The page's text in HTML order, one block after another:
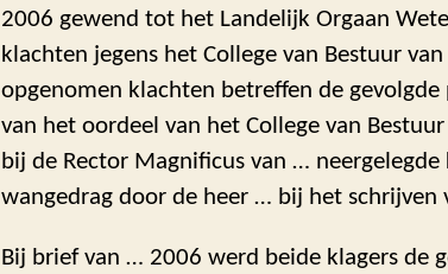
2006 gewend tot het Landelijk Orgaan
klachten jegens het College van Bestuur
opgenomen klachten betreffen de
van het oordeel van het College van
bij de Rector Magnificus van …
wangedrag door de heer … bij het schrijven
Bij brief van … 2006 werd beide klagers de